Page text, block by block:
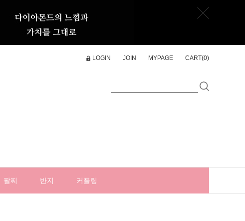
LOGIN JOIN MYPAGE CART(0)
팔찌 반지 커플링